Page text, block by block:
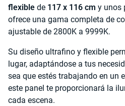
flexible de 117 x 116 cm y unos
ofrece una gama completa de
ajustable de 2800K a 9999K.
Su diseño ultrafino y flexible
lugar, adaptándose a tus
sea que estés trabajando en un
este panel te proporcionará la
cada escena.